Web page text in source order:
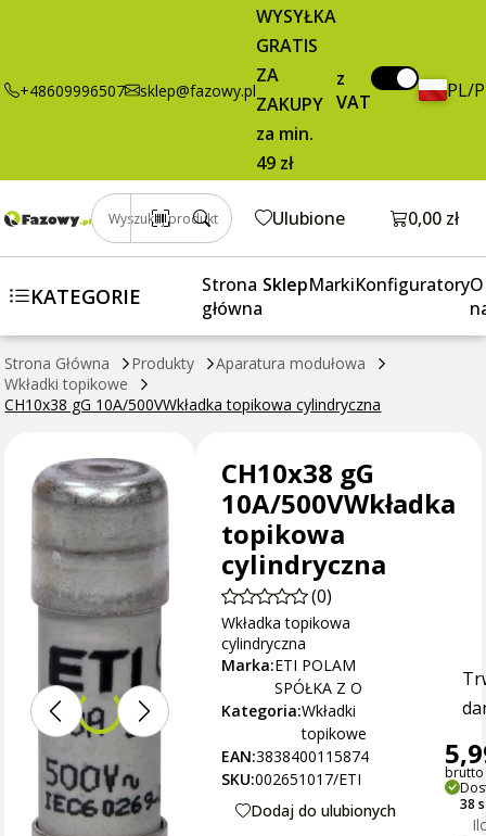
+48609996507 sklep@fazowy.pl
WYSYŁKA
GRATIS
ZA
ZAKUPY
za min.
49 zł
z
VAT
PL/
Wyszukaj produkt Ulubione Otwórz
0,00 zł
KATEGORIE
Strona
główna
SklepMarkiKonfiguratoryO
Strona Główna Produkty
Aparatura modułowa
Wkładki topikowe
CH10x38 gG 10A/500VWkładka topikowa cylindryczna
CH10x38 gG
10A/500VWkładka
topikowa
cylindryczna
(0)
Wkładka topikowa
cylindryczna
Marka:ETI POLAM
SPÓŁKA Z O
Kategoria:Wkładki
topikowe
EAN:3838400115874
SKU:002651017/ETI
Dodaj do ulubionych
brutto
38